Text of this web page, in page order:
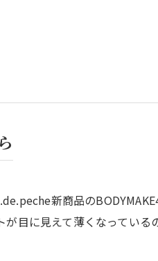
新商品の
目に見えて薄くなってい